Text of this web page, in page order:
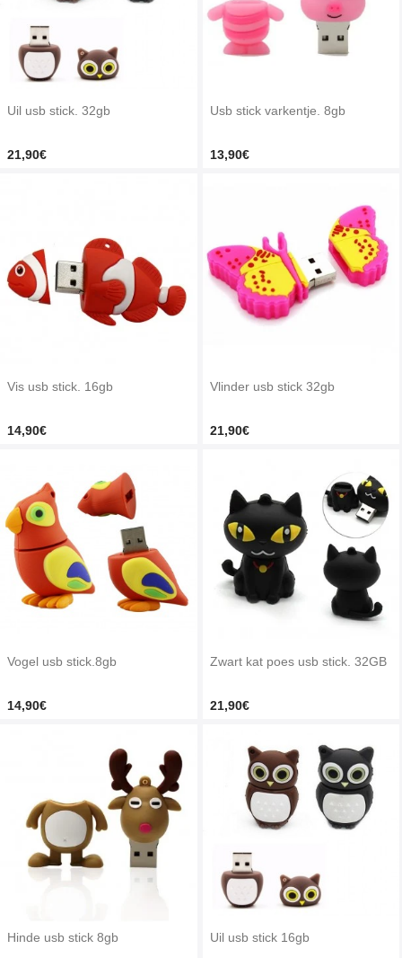
Uil usb stick. 32gb
21,90€
Usb stick varkentje. 8gb
13,90€
Vis usb stick. 16gb
14,90€
Vlinder usb stick 32gb
21,90€
Vogel usb stick.8gb
14,90€
Zwart kat poes usb stick. 32GB
21,90€
Hinde usb stick 8gb Uil usb stick 16gb